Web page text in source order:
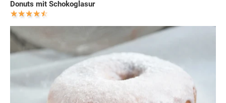
Donuts mit Schokoglasur